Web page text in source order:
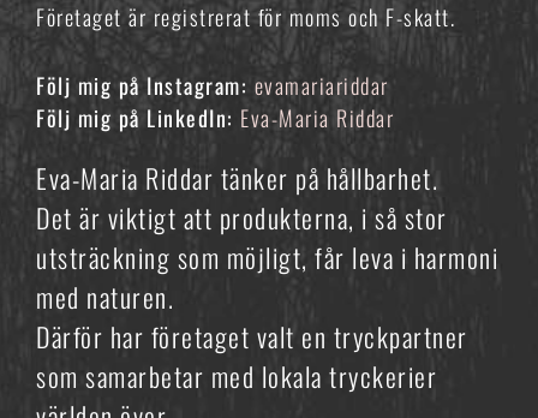
Företaget är registrerat för moms och F-skatt.
Följ mig på Instagram: evamariariddar
Följ mig på LinkedIn: Eva-Maria Riddar
Eva-Maria Riddar tänker på hållbarhet.
Det är viktigt att produkterna, i så stor
utsträckning som möjligt, får leva i harmoni
med naturen.
Därför har företaget valt en tryckpartner
som samarbetar med lokala tryckerier